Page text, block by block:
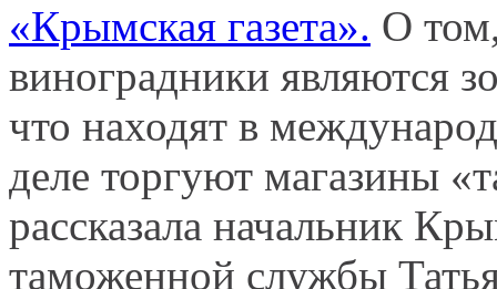
«Крымская газета». О
виноградники являются
что находят в
деле торгуют магазины
рассказала начальник
таможенной службы